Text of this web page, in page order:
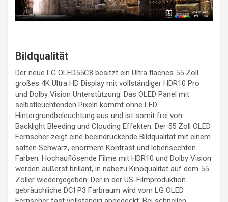
Bildqualität
Der neue LG OLED55C8 besitzt ein Ultra flaches 55 Zoll
großes 4K Ultra HD Display mit vollständiger HDR10 Pro
und Dolby Vision Unterstützung. Das OLED Panel mit
selbstleuchtenden Pixeln kommt ohne LED
Hintergrundbeleuchtung aus und ist somit frei von
Backlight Bleeding und Clouding Effekten. Der 55 Zoll OLED
Fernseher zeigt eine beeindruckende Bildqualität mit einem
satten Schwarz, enormem Kontrast und lebensechten
Farben. Hochauflösende Filme mit HDR10 und Dolby Vision
werden äußerst brillant, in nahezu Kinoqualität auf dem 55
Zöller wiedergegeben. Der in der US-Filmproduktion
gebräuchliche DCI P3 Farbraum wird vom LG OLED